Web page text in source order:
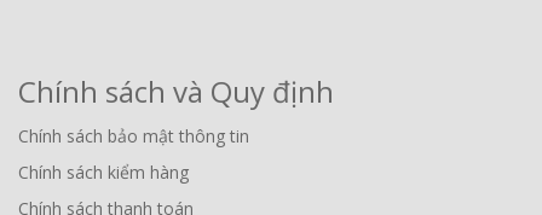
Chính sách và Quy định
Chính sách bảo mật thông tin
Chính sách kiểm hàng
Chính sách thanh toán